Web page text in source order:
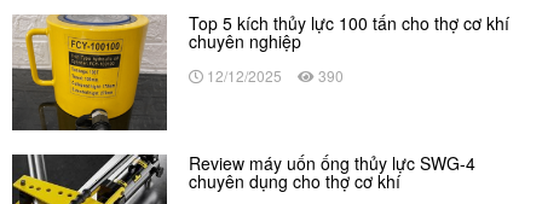
Top 5 kích thủy lực 100 tấn cho thợ cơ khí
chuyên nghiệp
12/12/2025 390
Review máy uốn ống thủy lực SWG-4
chuyên dụng cho thợ cơ khí